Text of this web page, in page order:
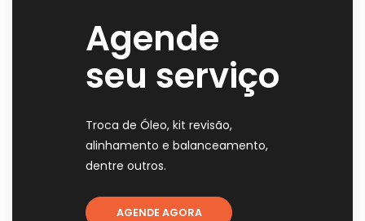
Agende
seu serviço
Troca de Óleo, kit revisão,
alinhamento e balanceamento,
dentre outros.
AGENDE AGORA